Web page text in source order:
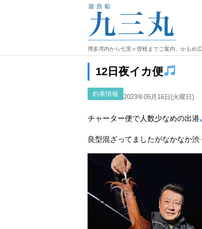
博多湾内から七里ヶ曽根までご案内。かもめ広
12日夜イカ便
釣果情報 2023年05月16日(火曜日)
チャーター便で人数少なめの出港
良型混ざってましたがなかなか渋